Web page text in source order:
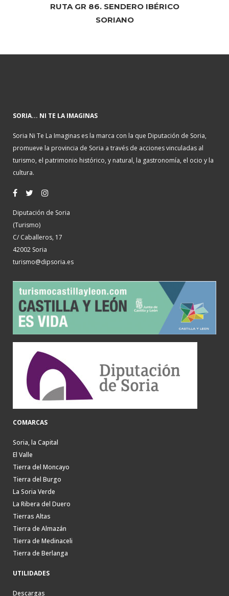
RUTA GR 86. SENDERO IBÉRICO
SORIANO
SORIA... NI TE LA IMAGINAS
Soria Ni Te La Imaginas es la marca con la que Diputación de Soria,
promueve la provincia de Soria a través de acciones vinculadas al
turismo, el patrimonio histórico, y natural, la gastronomía, el ocio y la
cultura.
Diputación de Soria
(Turismo)
C/ Caballeros, 17
42002 Soria
turismo@dipsoria.es
COMARCAS
Soria, la Capital
El Valle
Tierra del Moncayo
Tierra del Burgo
La Soria Verde
La Ribera del Duero
Tierras Altas
Tierra de Almazán
Tierra de Medinaceli
Tierra de Berlanga
UTILIDADES
Descargas